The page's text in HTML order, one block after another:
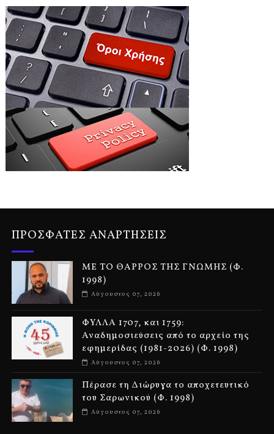
ΠΡΟΣΦΑΤΕΣ ΑΝΑΡΤΗΣΕΙΣ
ΜΕ ΤΟ ΘΑΡΡΟΣ ΤΗΣ ΓΝΩΜΗΣ (Φ.
1998)
Αύγουστος 07, 2026
ΦΥΛΛΑ 1707, και 1759:
Αναδημοσιεύσεις από το αρχείο της
εφημερίδας (1981-2026) (Φ. 1998)
Αύγουστος 07, 2026
Πέρασε τη Διώρυγα το αποχετευτικό
του Σαρωνικού (Φ. 1998)
Αύγουστος 07, 2026